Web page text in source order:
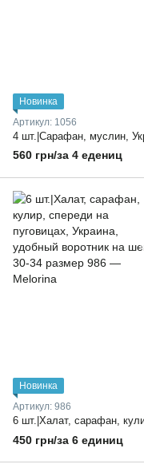
Новинка
Артикул: 1056
560 грн/за 4 едениц
Новинка
Артикул: 986
450 грн/за 6 единиц